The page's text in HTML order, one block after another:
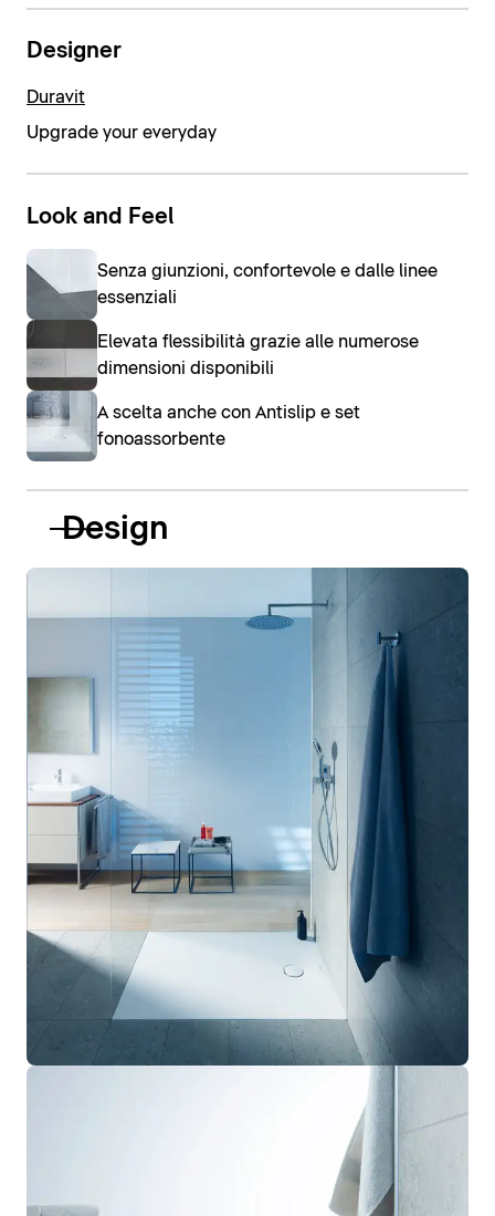
Designer
Duravit
Upgrade your everyday
Look and Feel
Senza giunzioni, confortevole e dalle linee
essenziali
Elevata flessibilità grazie alle numerose
dimensioni disponibili
A scelta anche con Antislip e set
fonoassorbente
Design